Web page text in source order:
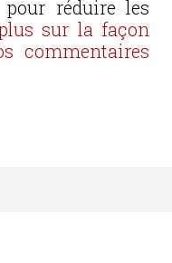
réduire les
sur la façon
commentaires